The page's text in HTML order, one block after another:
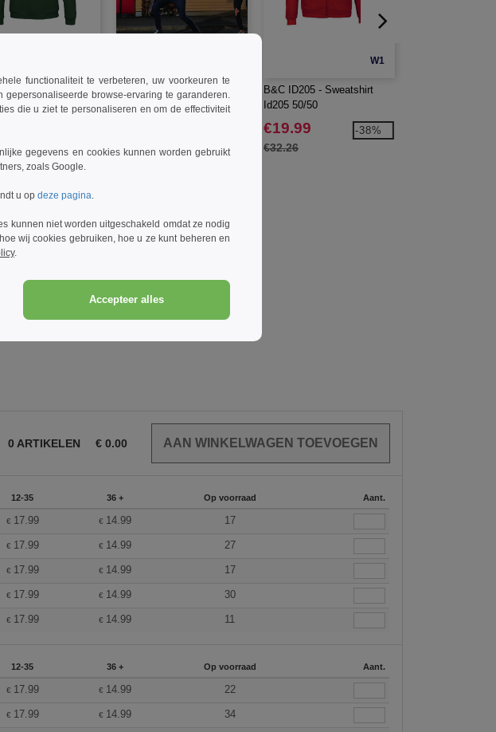
- Sweatshirt
50
B&C ID203 - Sweatshirt
Id203 50/50
€22.00
W1
B&C ID205 - Sweatshirt
Id205 50/50
€19.99
€32.26
-38%
SW73N
0 ARTIKELEN € 0.00
12-35 36 + Op voorraad Aant.
€ 17.99 € 14.99 17
€ 17.99 € 14.99 27
€ 17.99 € 14.99 17
€ 17.99 € 14.99 30
€ 17.99 € 14.99 11
12-35 36 + Op voorraad Aant.
€ 17.99 € 14.99 22
€ 17.99 € 14.99 34
functionaliteit te verbeteren, uw voorkeuren te
browse-ervaring te garanderen.
die u ziet te personaliseren en om de effectiviteit
gegevens en cookies kunnen worden gebruikt
zoals Google.
u op deze pagina.
kunnen niet worden uitgeschakeld omdat ze nodig
wij cookies gebruiken, hoe u ze kunt beheren en
.
Accepteer alles